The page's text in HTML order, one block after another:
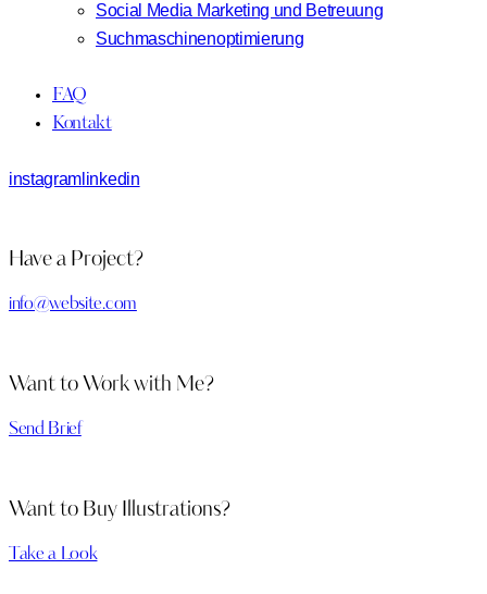
Social Media Marketing und Betreuung
Suchmaschinenoptimierung
FAQ
Kontakt
instagram linkedin
Have a Project?
info@website.com
Want to Work with Me?
Send Brief
Want to Buy Illustrations?
Take a Look